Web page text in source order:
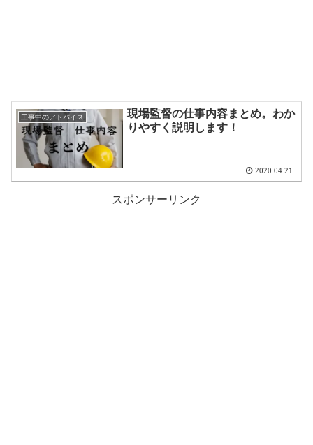
工事中のアドバイス
現場監督の仕事内容まとめ。わか
りやすく説明します！
2020.04.21
スポンサーリンク